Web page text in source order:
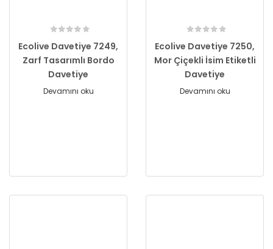
Ecolive Davetiye 7249,
Zarf Tasarımlı Bordo
Davetiye
Devamını oku
Ecolive Davetiye 7250,
Mor Çiçekli İsim Etiketli
Davetiye
Devamını oku